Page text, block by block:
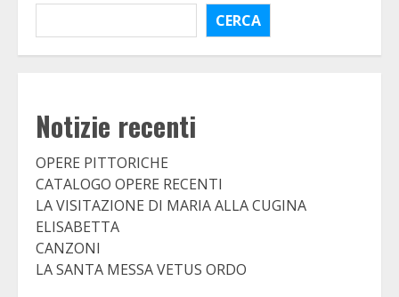
CERCA
Notizie recenti
OPERE PITTORICHE
CATALOGO OPERE RECENTI
LA VISITAZIONE DI MARIA ALLA CUGINA
ELISABETTA
CANZONI
LA SANTA MESSA VETUS ORDO